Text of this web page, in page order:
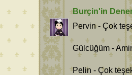
Burçin'in
Pervin - Çok
Gülcüğüm -
Pelin - Çok